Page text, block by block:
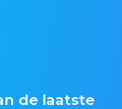
de laatste